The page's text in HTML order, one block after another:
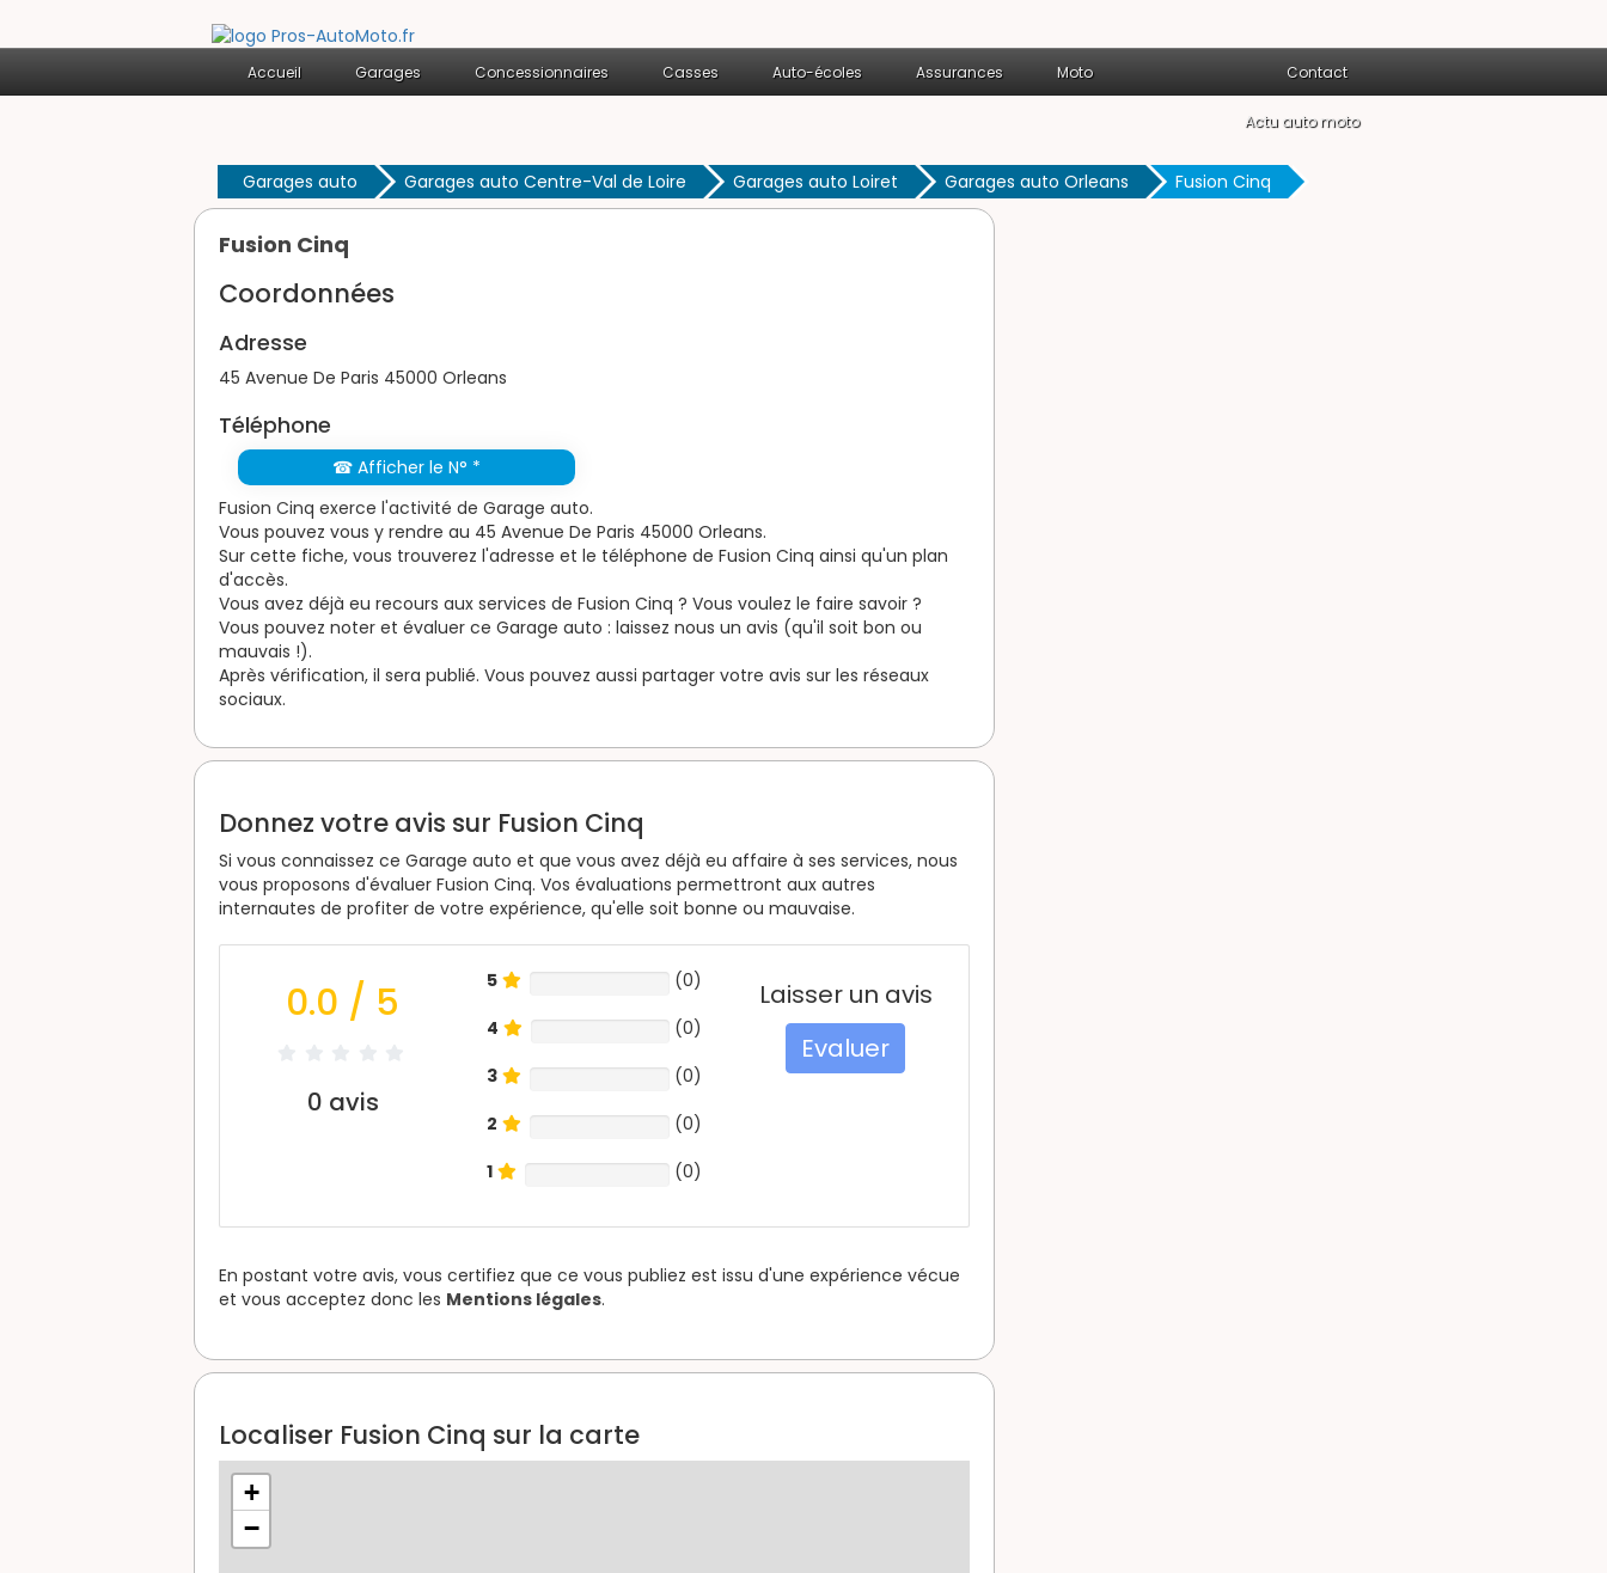
Accueil Garages Concessionnaires Casses Auto-écoles Assurances Moto Contact
Actu auto moto
Garages auto Garages auto Centre-Val de Loire Garages auto Loiret Garages auto Orleans Fusion Cinq
Fusion Cinq
Coordonnées
Adresse
45 Avenue De Paris 45000 Orleans
Téléphone
☎ Afficher le N° *
Fusion Cinq exerce l'activité de Garage auto.
Vous pouvez vous y rendre au 45 Avenue De Paris 45000 Orleans.
Sur cette fiche, vous trouverez l'adresse et le téléphone de Fusion Cinq ainsi qu'un plan
d'accès.
Vous avez déjà eu recours aux services de Fusion Cinq ? Vous voulez le faire savoir ?
Vous pouvez noter et évaluer ce Garage auto : laissez nous un avis (qu'il soit bon ou
mauvais !).
Après vérification, il sera publié. Vous pouvez aussi partager votre avis sur les réseaux
sociaux.
Donnez votre avis sur Fusion Cinq
Si vous connaissez ce Garage auto et que vous avez déjà eu affaire à ses services, nous
vous proposons d'évaluer Fusion Cinq. Vos évaluations permettront aux autres
internautes de profiter de votre expérience, qu'elle soit bonne ou mauvaise.
0.0 / 5
0 avis
5 (0)
4
(0)
3
(0)
2
(0)
1
(0)
Laisser un avis
Evaluer
En postant votre avis, vous certifiez que ce vous publiez est issu d'une expérience vécue
et vous acceptez donc les Mentions légales.
Localiser Fusion Cinq sur la carte
+
−